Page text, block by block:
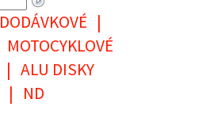
DODÁVKOVÉ |
MOTOCYKLOVÉ
| ALU DISKY
| ND